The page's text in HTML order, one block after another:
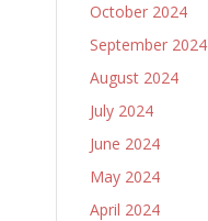
October 2024
September 2024
August 2024
July 2024
June 2024
May 2024
April 2024